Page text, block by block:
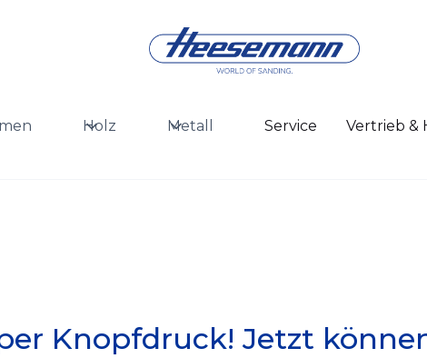
Holz Metall Service Vertrieb &
Knopfdruck! Jetzt